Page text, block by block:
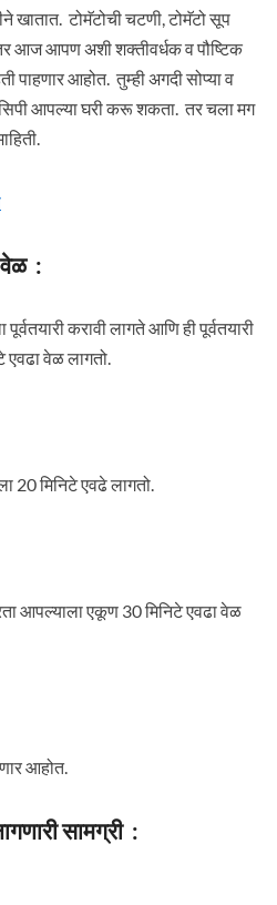
खातात. टोमॅटोची चटणी, टोमॅटो सूप
तर आज आपण अशी शक्तीवर्धक व पौष्टिक
पाहणार आहोत. तुम्ही अगदी सोप्या व
आपल्या घरी करू शकता. तर चला मग
वेळ :
करावी लागते आणि ही पूर्वतयारी
एवढा वेळ लागतो.
20 मिनिटे एवढे लागतो.
आपल्याला एकूण 30 मिनिटे एवढा वेळ
आहोत.
सामग्री :